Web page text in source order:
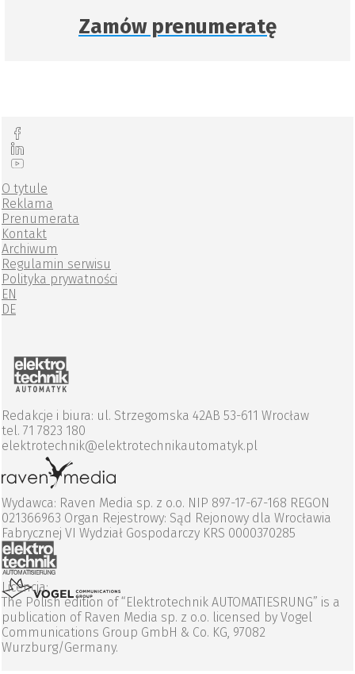
Zamów prenumeratę
O tytule
Reklama
Prenumerata
Kontakt
Archiwum
Regulamin serwisu
Polityka prywatności
EN
DE
Redakcje i biura: ul. Strzegomska 42AB 53-611 Wrocław
tel. 71 7823 180
elektrotechnik@elektrotechnikautomatyk.pl
Wydawca: Raven Media sp. z o.o. NIP 897-17-67-168 REGON
021366963 Organ Rejestrowy: Sąd Rejonowy dla Wrocławia
Fabrycznej VI Wydział Gospodarczy KRS 0000370285
Licencja:
The Polish edition of “Elektrotechnik AUTOMATIESRUNG” is a
publication of Raven Media sp. z o.o. licensed by Vogel
Communications Group GmbH & Co. KG, 97082
Wurzburg/Germany.